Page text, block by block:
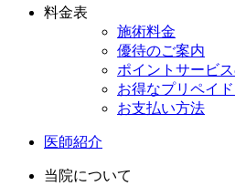
料金表
施術料金
優待のご案内
ポイントサービ
お得なプリペイ
お支払い方法
医師紹介
当院について